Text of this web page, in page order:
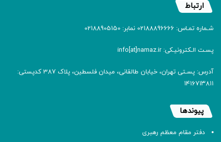
ارتباط
شـماره تمـاس: 02188896666 نمابر: 02188905150
پسـت الـکترونیـکی: info[at]namaz.ir
آدرس: پسـتی تهران، خیابان طالقانی، میدان فلسطین، پلاک 387 کدپستی:
۱۴۱۶۷۱۳۸۱۱
پیوندها
دفتر مقام معظم رهبری